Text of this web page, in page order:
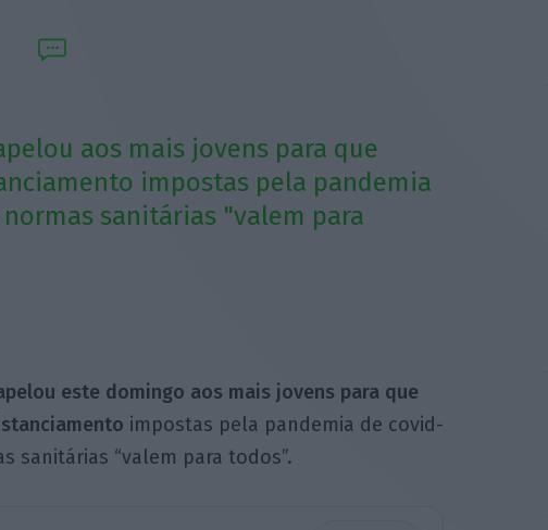
aos mais jovens para que
impostas pela pandemia
sanitárias "valem para
este domingo aos mais jovens para que
impostas pela pandemia de covid-
sanitárias “valem para todos”.